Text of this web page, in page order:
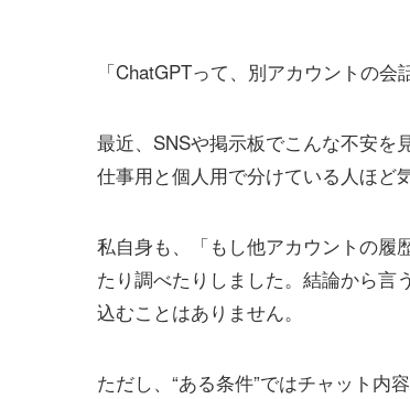
「ChatGPTって、別アカウントの
最近、SNSや掲示板でこんな不安を
仕事用と個人用で分けている人ほど
私自身も、「もし他アカウントの履
たり調べたりしました。結論から言
込むことはありません。
ただし、“ある条件”ではチャット内